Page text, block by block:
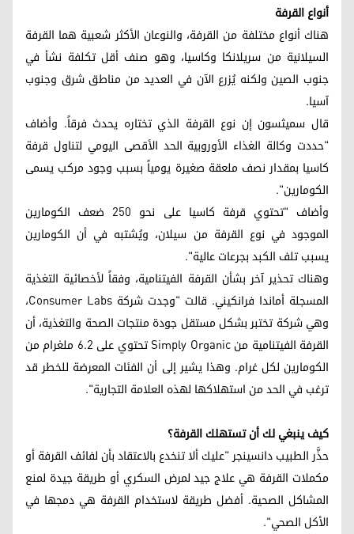
أنواع القرفة
هناك أنواع مختلفة من القرفة، والنوعان الأكثر شعبية هما القرفة
السيلانية من سريلانكا وكاسيا، وهو صنف أقل تكلفة نشأ في
جنوب الصين ولكنه يُزرع الآن في العديد من مناطق شرق وجنوب
آسيا.
قال سميثسون إن نوع القرفة الذي تختاره يحدث فرقاً. وأضاف
"حددت وكالة الغذاء الأوروبية الحد الأقصى اليومي لتناول قرفة
كاسيا بمقدار نصف ملعقة صغيرة يومياً بسبب وجود مركب يسمى
الكومارين".
وأضاف "تحتوي قرفة كاسيا على نحو 250 ضعف الكومارين
الموجود في نوع القرفة من سيلان، ويُشتبه في أن الكومارين
يسبب تلف الكبد بجرعات عالية".
وهناك تحذير آخر بشأن القرفة الفيتنامية، وفقاً لأخصائية التغذية
المسجلة أماندا فرانكيني. قالت "وجدت شركة Consumer Labs،
وهي شركة تختبر بشكل مستقل جودة منتجات الصحة والتغذية، أن
القرفة الفيتنامية من Simply Organic تحتوي على 6.2 ملغرام من
الكومارين لكل غرام. وهذا يشير إلى أن الفئات المعرضة للخطر قد
ترغب في الحد من استهلاكها لهذه العلامة التجارية".
كيف ينبغي لك أن تستهلك القرفة؟
حذَّر الطبيب دانسينجر "عليك ألا تنخدع بالاعتقاد بأن لفائف القرفة أو
مكملات القرفة هي علاج جيد لمرض السكري أو طريقة جيدة لمنع
المشاكل الصحية. أفضل طريقة لاستخدام القرفة هي دمجها في
الأكل الصحي".